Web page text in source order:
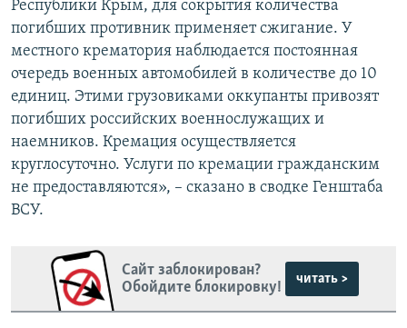
Республики Крым, для сокрытия количества
погибших противник применяет сжигание. У
местного крематория наблюдается постоянная
очередь военных автомобилей в количестве до 10
единиц. Этими грузовиками оккупанты привозят
погибших российских военнослужащих и
наемников. Кремация осуществляется
круглосуточно. Услуги по кремации гражданским
не предоставляются», – сказано в сводке Генштаба
ВСУ.
Сайт заблокирован?
Обойдите блокировку!
читать >